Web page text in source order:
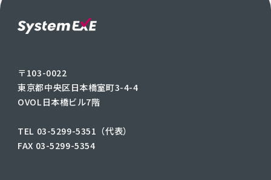
〒103-0022
東京都中央区日本橋室町3-4-4
OVOL日本橋ビル7階
TEL 03-5299-5351（代表）
FAX 03-5299-5354